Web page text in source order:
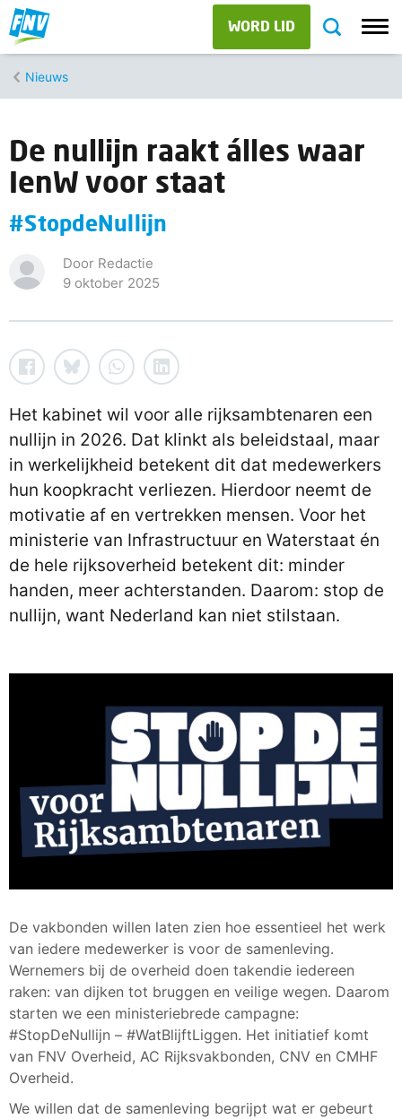
WORD LID
Nieuws
De nullijn raakt álles waar
IenW voor staat
#StopdeNullijn
Door Redactie
9 oktober 2025
Het kabinet wil voor alle rijksambtenaren een
nullijn in 2026. Dat klinkt als beleidstaal, maar
in werkelijkheid betekent dit dat medewerkers
hun koopkracht verliezen. Hierdoor neemt de
motivatie af en vertrekken mensen. Voor het
ministerie van Infrastructuur en Waterstaat én
de hele rijksoverheid betekent dit: minder
handen, meer achterstanden. Daarom: stop de
nullijn, want Nederland kan niet stilstaan.
De vakbonden willen laten zien hoe essentieel het werk
van iedere medewerker is voor de samenleving.
Wernemers bij de overheid doen takendie iedereen
raken: van dijken tot bruggen en veilige wegen. Daarom
starten we een ministeriebrede campagne:
#StopDeNullijn – #WatBlijftLiggen. Het initiatief komt
van FNV Overheid, AC Rijksvakbonden, CNV en CMHF
Overheid.
We willen dat de samenleving begrijpt wat er gebeurt